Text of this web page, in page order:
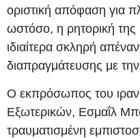
οριστική απόφαση για
ωστόσο, η ρητορική της
ιδιαίτερα σκληρή
διαπραγμάτευσης με
Ο εκπρόσωπος του
Εξωτερικών, Εσμαΐλ
τραυματισμένη